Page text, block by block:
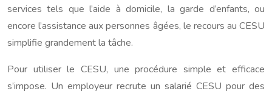
services tels que l’aide à domicile, la garde d’enfants, ou
encore l’assistance aux personnes âgées, le recours au CESU
simplifie grandement la tâche.
Pour utiliser le CESU, une procédure simple et efficace
s’impose. Un employeur recrute un salarié CESU pour des